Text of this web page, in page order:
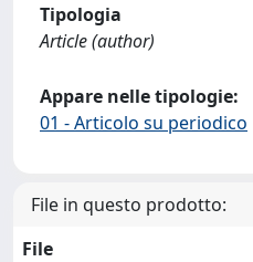
Tipologia
Article (author)
Appare nelle tipologie:
01 - Articolo su periodico
File in questo prodotto:
File